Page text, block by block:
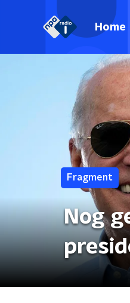
Home
Fragment
Nog